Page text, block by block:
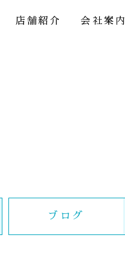
店舗紹介 会社案内
ブログ